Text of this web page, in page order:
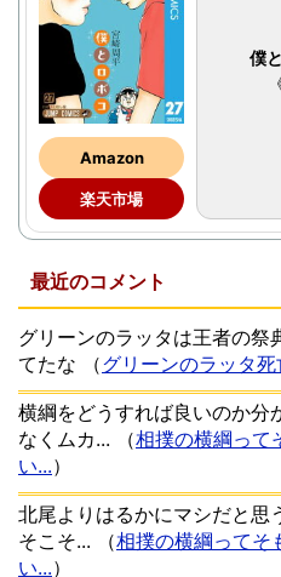
Amazon
楽天市場
僕
最近のコメント
グリーンのラッタは王者の祭
てたな
（グリーンのラッタ
横綱をどうすれば良いのか分
なくムカ...
（相撲の横綱って
い...）
北尾よりはるかにマシだと思
そこそ...
（相撲の横綱ってそ
い...）